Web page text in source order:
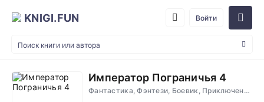
KNIGI.FUN Войти
Император Пограничья 4
Фантастика, Фэнтези, Боевик, Приключения